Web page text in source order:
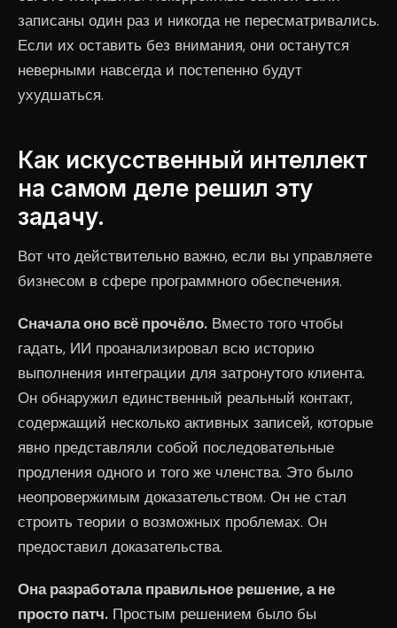
записаны один раз и никогда не пересматривались.
Если их оставить без внимания, они останутся
неверными навсегда и постепенно будут
ухудшаться.
Как искусственный интеллект
на самом деле решил эту
задачу.
Вот что действительно важно, если вы управляете
бизнесом в сфере программного обеспечения.
Сначала оно всё прочёло. Вместо того чтобы
гадать, ИИ проанализировал всю историю
выполнения интеграции для затронутого клиента.
Он обнаружил единственный реальный контакт,
содержащий несколько активных записей, которые
явно представляли собой последовательные
продления одного и того же членства. Это было
неопровержимым доказательством. Он не стал
строить теории о возможных проблемах. Он
предоставил доказательства.
Она разработала правильное решение, а не
просто патч. Простым решением было бы